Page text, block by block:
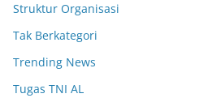
Struktur Organisasi
Tak Berkategori
Trending News
Tugas TNI AL